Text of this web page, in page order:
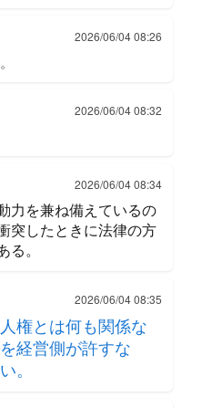
2026/06/04 08:26
2026/06/04 08:32
2026/06/04 08:34
力を兼ね備えているの
突したときに法律の方
。
2026/06/04 08:35
権とは何も関係な
経営側が許すな
。